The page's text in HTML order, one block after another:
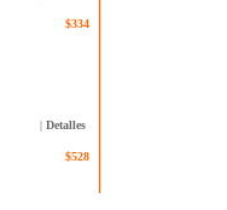
$334
| Detalles
$528